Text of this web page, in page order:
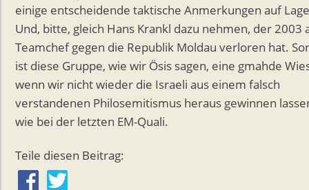
einige entscheidende taktische Anmerkungen auf
Und, bitte, gleich Hans Krankl dazu nehmen, der 2003
Teamchef gegen die Republik Moldau verloren hat.
ist diese Gruppe, wie wir Ösis sagen, eine gmahde
wenn wir nicht wieder die Israeli aus einem falsch
verstandenen Philosemitismus heraus gewinnen
wie bei der letzten EM-Quali.
Teile diesen Beitrag: